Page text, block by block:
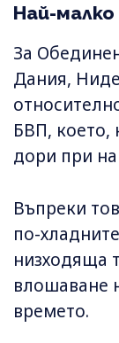
Най-
За
Дания,
БВП, което,
дори при
Въпреки
по-
низходяща
влошаване
времето.